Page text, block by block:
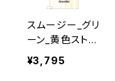
スムージー_グリ
ーン_黄色ストラ
イプ のぼり旗
¥3,795